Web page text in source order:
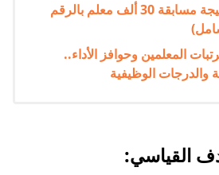
رابط استعلام نتيجة مسابقة 30 ألف معلم بالرقم
المعلمين وحوافز الأداء..
والدرجات الوظيفية
القياسي: